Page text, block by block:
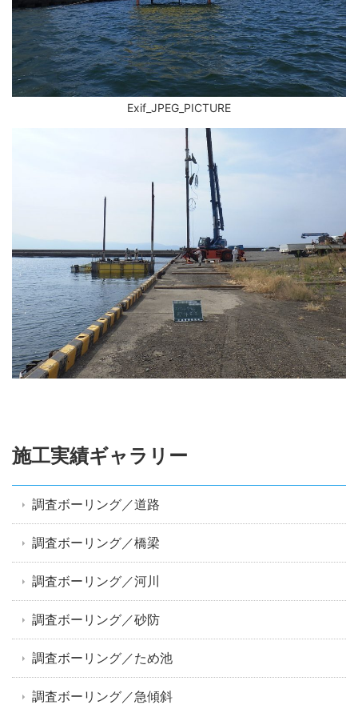
Exif_JPEG_PICTURE
施工実績ギャラリー
調査ボーリング／道路
調査ボーリング／橋梁
調査ボーリング／河川
調査ボーリング／砂防
調査ボーリング／ため池
調査ボーリング／急傾斜